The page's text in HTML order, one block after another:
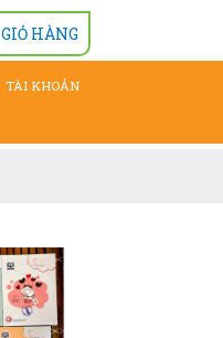
GIỎ HÀNG
TÀI KHOẢN